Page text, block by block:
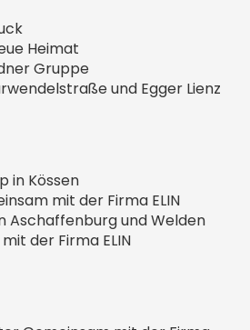
Heimat
Gruppe
und Egger Lienz
in Kössen
mit der Firma ELIN
Aschaffenburg und Welden
der Firma ELIN